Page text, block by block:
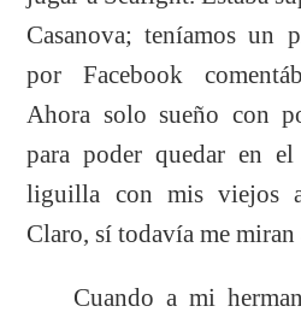
Casanova; teníamos un
por Facebook
Ahora solo sueño con
para poder quedar en
liguilla con mis viejos
Claro, sí todavía me
Cuando a mi